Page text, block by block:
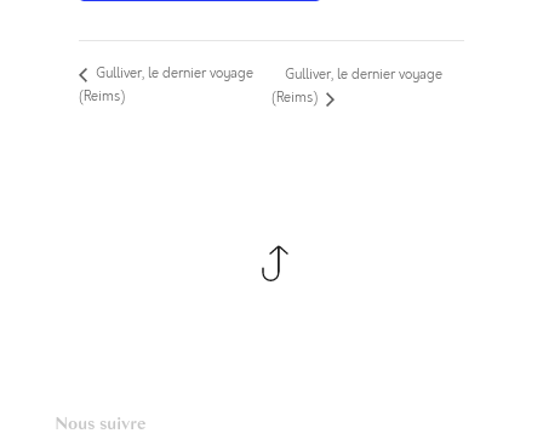
Gulliver, le dernier voyage
(Reims)
Gulliver, le dernier voyage
(Reims)
Nous suivre